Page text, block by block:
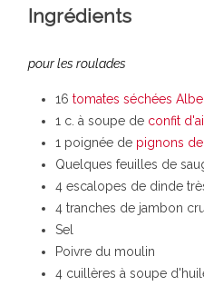
Ingrédients
pour les roulades
16 tomates séchées
1 c. à soupe de confit
1 poignée de pignons
Quelques feuilles de
4 escalopes de dinde
4 tranches de jambon
Sel
Poivre du moulin
4 cuillères à soupe